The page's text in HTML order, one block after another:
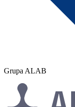
Grupa ALAB